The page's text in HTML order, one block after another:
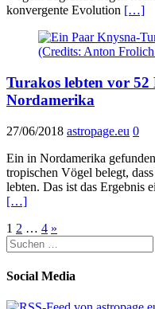
konvergente Evolution […]
Turakos lebten vor
Nordamerika
27/06/2018 astropage.eu 0
Ein in Nordamerika
tropischen Vögel belegt,
lebten. Das ist das Ergebnis
[…]
der
Beiträge
1 2 … 4 »
Suchen
nach:
Social Media